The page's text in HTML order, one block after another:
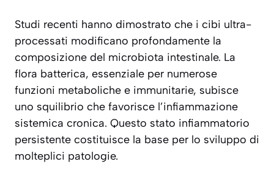
Studi recenti hanno dimostrato che i cibi ultra-
processati modificano profondamente la
composizione del microbiota intestinale. La
flora batterica, essenziale per numerose
funzioni metaboliche e immunitarie, subisce
uno squilibrio che favorisce l’infiammazione
sistemica cronica. Questo stato infiammatorio
persistente costituisce la base per lo sviluppo di
molteplici patologie.